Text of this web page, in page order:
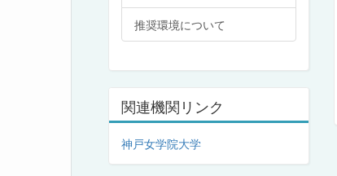
推奨環境について
関連機関リンク
神戸女学院大学